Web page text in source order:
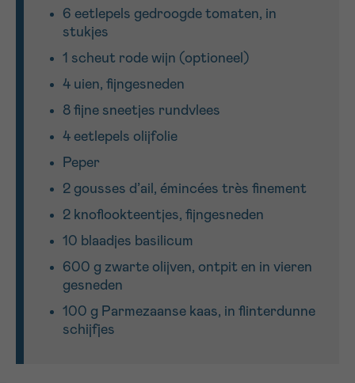
6 eetlepels gedroogde tomaten, in
stukjes
1 scheut rode wijn (optioneel)
4 uien, fijngesneden
8 fijne sneetjes rundvlees
4 eetlepels olijfolie
Peper
2 gousses d’ail, émincées très finement
2 knoflookteentjes, fijngesneden
10 blaadjes basilicum
600 g zwarte olijven, ontpit en in vieren
gesneden
100 g Parmezaanse kaas, in flinterdunne
schijfjes